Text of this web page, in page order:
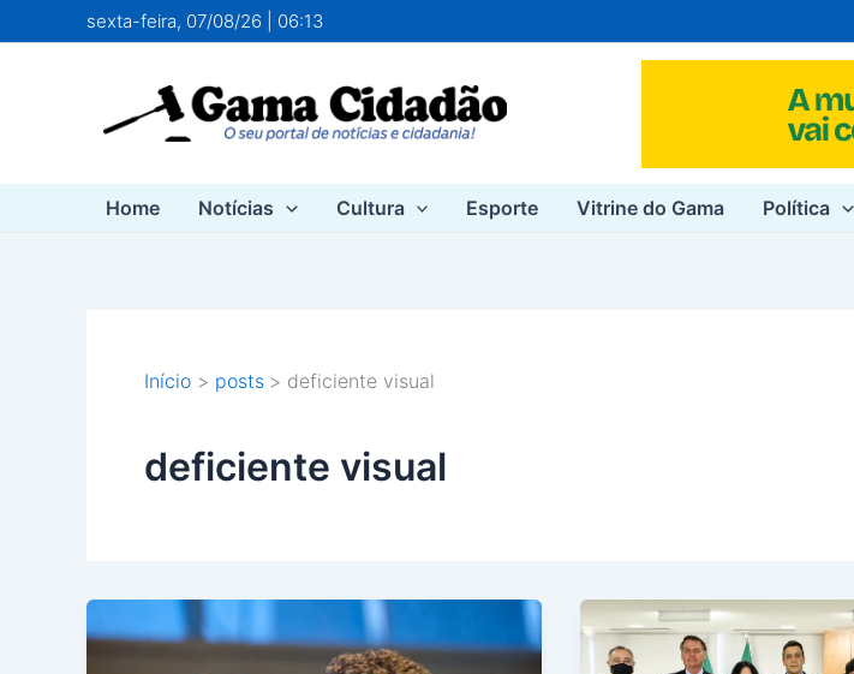
para
sexta-feira, 07/08/26 | 06:13
Home Notícias Cultura Esporte Vitrine do Gama Política
Início posts deficiente visual
deficiente visual